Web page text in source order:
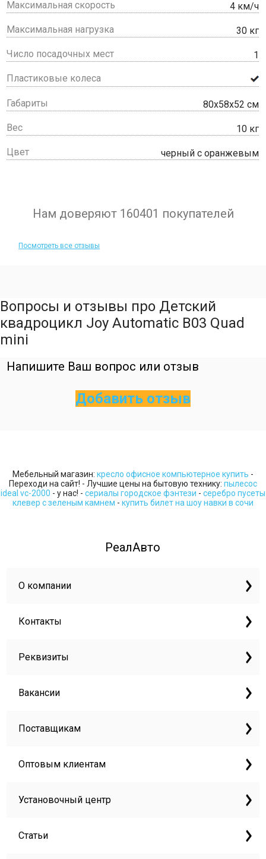
Максимальная скорость 4 км/ч
Максимальная нагрузка 30 кг
Число посадочных мест 1
Пластиковые колеса
Габариты 80х58х52 см
Вес 10 кг
Цвет черный с оранжевым
Нам доверяют 160401 покупателей
Посмотреть все отзывы
Вопросы и отзывы про Детский
квадроцикл Joy Automatic B03 Quad
mini
Напишите Ваш вопрос или отзыв
Добавить отзыв
Мебельный магазин: кресло офисное компьютерное купить -
Переходи на сайт! - Лучшие цены на бытовую технику: пылесос
ideal vc-2000 - у нас! - сериалы городское фэнтези - серебро пусеты
клевер с зеленым камнем - купить билет на шоу навки в сочи
РеалАвто
О компании
Контакты
Реквизиты
Вакансии
Поставщикам
Оптовым клиентам
Установочный центр
Статьи